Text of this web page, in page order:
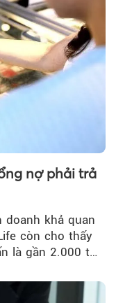
nợ phải trả
doanh khả quan
còn cho thấy
là gần 2.000 tỷ